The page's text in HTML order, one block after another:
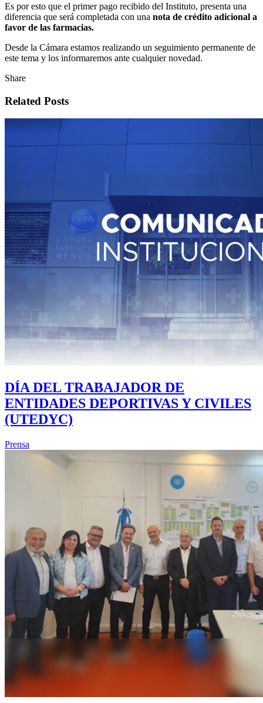
Es por esto que el primer pago recibido del Instituto, presenta una
diferencia que será completada con una nota de crédito adicional a
favor de las farmacias.
Desde la Cámara estamos realizando un seguimiento permanente de
este tema y los informaremos ante cualquier novedad.
Share
Related Posts
DÍA DEL TRABAJADOR DE
ENTIDADES DEPORTIVAS Y CIVILES
(UTEDYC)
Prensa